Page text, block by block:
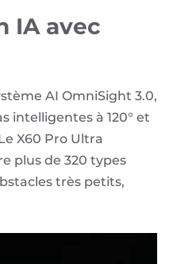
IA avec
AI OmniSight 3.0,
intelligentes à 120° et
X60 Pro Ultra
plus de 320 types
très petits,